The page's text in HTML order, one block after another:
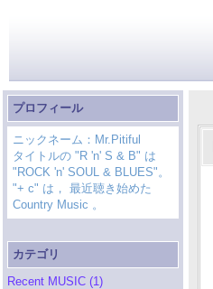
プロフィール
ニックネーム：Mr.Pitiful
タイトルの "R 'n' S & B" は
"ROCK 'n' SOUL & BLUES"。
"+ c" は， 最近聴き始めた
Country Music 。
カテゴリ
Recent MUSIC (1)